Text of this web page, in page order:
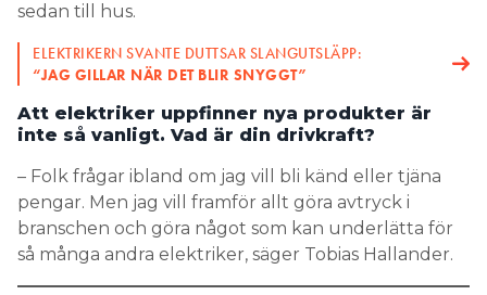
sedan till hus.
ELEKTRIKERN SVANTE DUTTSAR SLANGUTSLÄPP:
“JAG GILLAR NÄR DET BLIR SNYGGT”
Att elektriker uppfinner nya produkter är
inte så vanligt. Vad är din drivkraft?
– Folk frågar ibland om jag vill bli känd eller tjäna
pengar. Men jag vill framför allt göra avtryck i
branschen och göra något som kan underlätta för
så många andra elektriker, säger Tobias Hallander.